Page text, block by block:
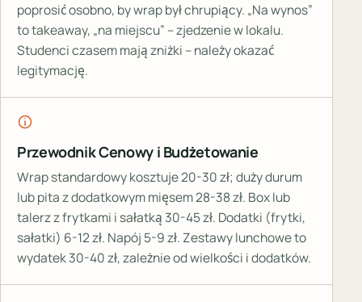
poprosić osobno, by wrap był chrupiący. „Na wynos”
to takeaway, „na miejscu” – zjedzenie w lokalu.
Studenci czasem mają zniżki – należy okazać
legitymację.
Przewodnik Cenowy i Budżetowanie
Wrap standardowy kosztuje 20-30 zł; duży durum
lub pita z dodatkowym mięsem 28-38 zł. Box lub
talerz z frytkami i sałatką 30-45 zł. Dodatki (frytki,
sałatki) 6-12 zł. Napój 5-9 zł. Zestawy lunchowe to
wydatek 30-40 zł, zależnie od wielkości i dodatków.